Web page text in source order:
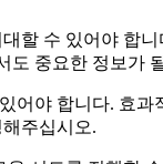
할 수 있어야 합
도 중요한 정보가
야 합니다. 효과
주십시오.